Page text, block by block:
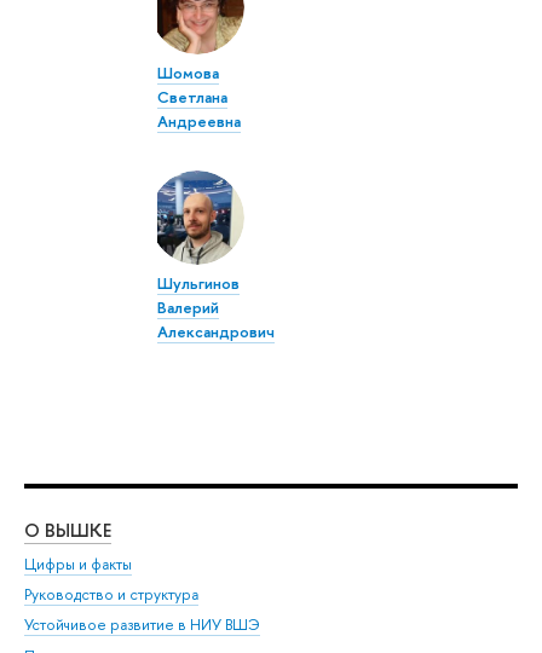
Шомова
Светлана
Андреевна
Шульгинов
Валерий
Александрович
О ВЫШКЕ
Цифры и факты
Руководство и структура
Устойчивое развитие в НИУ ВШЭ